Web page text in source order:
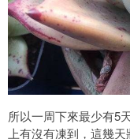
所以一周下來最少有5
上有沒有凍到，這幾